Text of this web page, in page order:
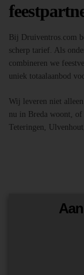
Bij Druiventros.com
scherp tarief. Als
combineren we
uniek totaalaanbod
Wij leveren niet
nu in Breda woont, of
Teteringen,